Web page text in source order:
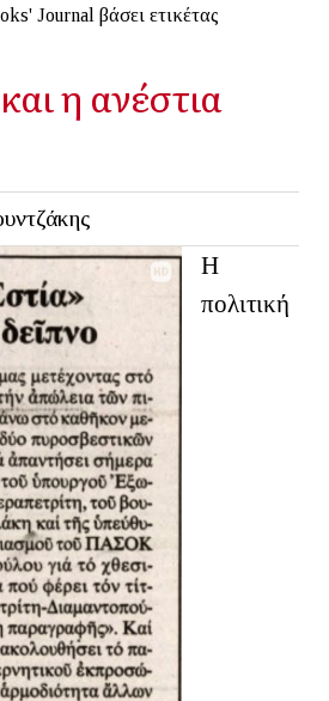
Journal βάσει ετικέτας
η ανέστια
Η
πολιτική